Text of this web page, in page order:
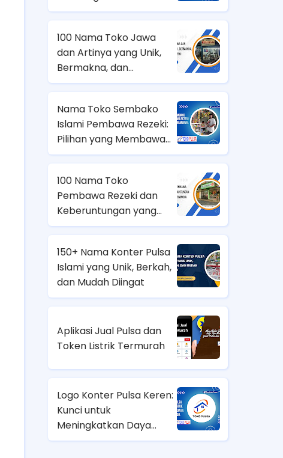
Level!
100 Nama Toko Jawa
dan Artinya yang Unik,
Bermakna, dan
Membawa Rezeki
Nama Toko Sembako
Islami Pembawa Rezeki:
Pilihan yang Membawa
Berkah
100 Nama Toko
Pembawa Rezeki dan
Keberuntungan yang
Unik dan Bermakna
150+ Nama Konter Pulsa
Islami yang Unik, Berkah,
dan Mudah Diingat
Aplikasi Jual Pulsa dan
Token Listrik Termurah
Logo Konter Pulsa Keren:
Kunci untuk
Meningkatkan Daya
Tarik Bisnis Anda